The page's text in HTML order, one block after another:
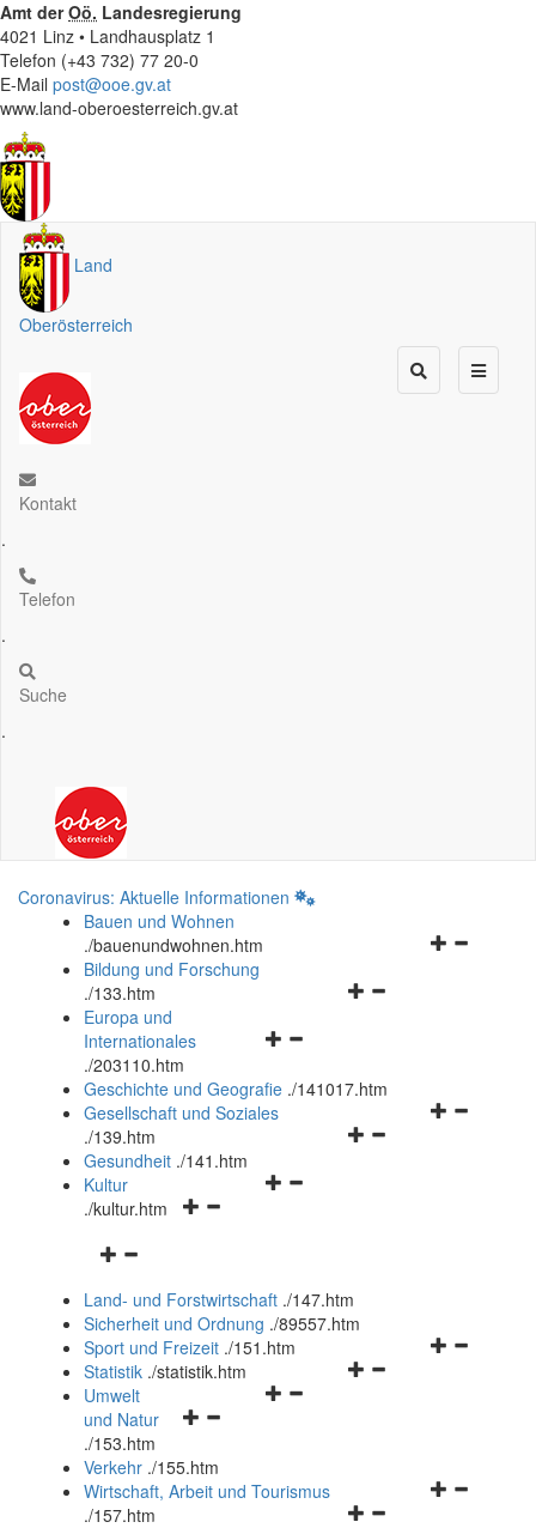
Amt derOö. Landesregierung
4021 Linz • Landhausplatz 1
Telefon (+43 732) 77 20-0
E-Mail post@ooe.gv.at
www.land-oberoesterreich.gv.at
Land
Oberösterreich
Kontakt
.
Telefon
.
Suche
.
Coronavirus: Aktuelle Informationen
Bauen und Wohnen
./bauenundwohnen.htm
Navigationsmenü
Bildung und Forschung
./133.htm
Navigationsmenü
und
schließen
Europa und
Internationales
./203110.htm
Geschichte und Geografie ./141017.htm
Navigationsmenü
Gesellschaft und Soziales
./139.htm
Navigationsmenü
Gesundheit ./141.htm
Navigationsmenü
Kultur
./kultur.htm
Navigationsmenü
und
schließen
Land- und Forstwirtschaft ./147.htm
Sicherheit und Ordnung ./89557.htm
Navigationsmenü
Sport und Freizeit ./151.htm
Navigationsmenü
Statistik ./statistik.htm
Navigationsmenü
und
schließen
Umwelt
und Natur
./153.htm
Verkehr ./155.htm
Navigationsmenü
Wirtschaft, Arbeit und Tourismus
./157.htm